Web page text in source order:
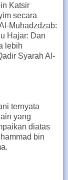
Katsir
secara
Muhadzdzab:
Hajar: Dan
lebih
Syarah Al-
ternyata
yang
diatas
bin